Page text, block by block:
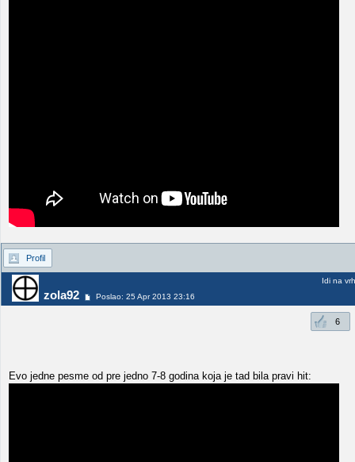
Profil
zola92 Poslao: 25 Apr 2013 23:16
Idi na vrh
6
Evo jedne pesme od pre jedno 7-8 godina koja je tad bila pravi hit: